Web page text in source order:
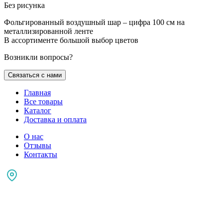
Без рисунка
Фольгированный воздушный шар – цифра 100 см на
металлизированной ленте
В ассортименте большой выбор цветов
Возникли вопросы?
Связаться с нами
Главная
Все товары
Каталог
Доставка и оплата
О нас
Отзывы
Контакты